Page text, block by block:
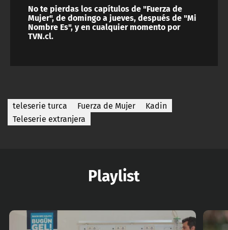
No te pierdas los capítulos de "Fuerza de
Mujer", de domingo a jueves, después de "Mi
Nombre Es", y en cualquier momento por
TVN.cl.
teleserie turca Fuerza de Mujer
Kadin
Teleserie extranjera
Playlist